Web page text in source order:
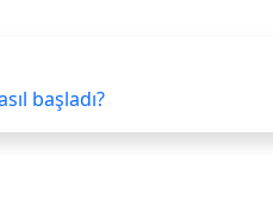
başladı?